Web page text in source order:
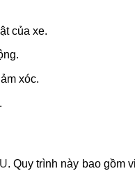
của xe.
xóc.
. Quy trình này bao gồm